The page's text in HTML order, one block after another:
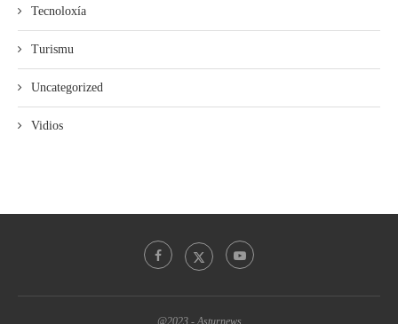
Tecnoloxía
Turismu
Uncategorized
Vidios
@2023 - Asturnews